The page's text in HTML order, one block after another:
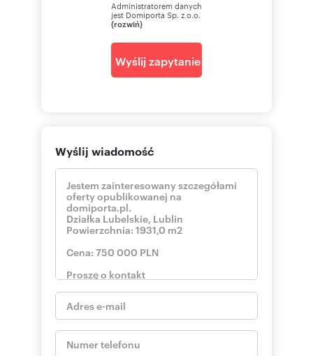
Administratorem danych
jest Domiporta Sp. z o.o.
(rozwiń)
Wyślij zapytanie
Wyślij wiadomość